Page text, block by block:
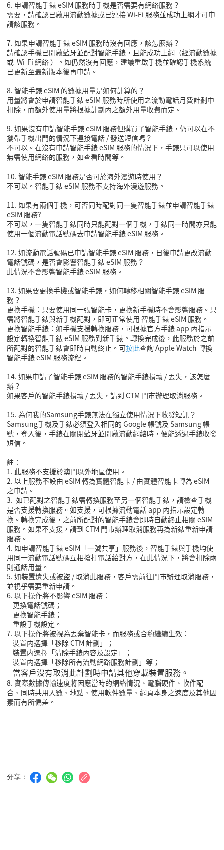
6. 申請智能手錶 eSIM 服務時手機是否需要有網絡服務？
需要，請確認已啟用流動數據或已連接 Wi-Fi 服務並成功上網才可申
請該服務。
7. 如果申請智能手錶 eSIM 服務時沒有回應，該怎麼辦？
請確認手機已開啟藍牙並配對智能手錶，且能成功上網（經流動數據
或 Wi-Fi 網絡 ）。如仍然沒有回應，建議重啟手機並確認手機系統
已更新至最新版本後再申請。
8. 智能手錶 eSIM 的數據用量是如何計算的？
用量將會於申請智能手錶 eSIM 服務時所使用之流動電話月費計劃中
扣除，而額外使用量將根據計劃內之額外用量收費而定。
9. 如果沒有申請智能手錶 eSIM 服務但購買了智能手錶，仍可以在不
攜帶手機出門的情況下連接電話 / 發送短信嗎？
不可以。在沒有申請智能手錶 eSIM 服務的情況下，手錶只可以使用
無需使用網絡的服務，如查看時間等。
10. 智能手錶 eSIM 服務是否可於海外漫遊時使用？
不可以。智能手錶 eSIM 服務不支持海外漫遊服務。
11. 如果有兩個手機，可否同時配對同一隻智能手錶並申請智能手錶
eSIM 服務?
不可以，一隻智能手錶同時只能配對一個手機，手錶同一時間亦只能
使用一個流動電話號碼去申請智能手錶 eSIM 服務。
12. 如流動電話號碼已申請智能手錶 eSIM 服務，日後申請更改流動
電話號碼，是否會影響智能手錶 eSIM 服務？
此情況不會影響智能手錶 eSIM 服務。
13. 如果要更換手機或智能手錶，如何轉移相關智能手錶 eSIM 服
務？
更換手機：只要使用同一張智能卡，更換新手機時不會影響服務。只
需將智能手錶與新手機配對，即可正常使用 智能手錶 eSIM 服務。
更換智能手錶：如手機支援轉換服務，可根據官方手錶 app 內指示
設定轉換智能手錶 eSIM 服務到新手錶。轉換完成後，此服務於之前
所配對的智能手錶會即時自動終止。可按此查詢 Apple Watch 轉換
智能手錶 eSIM 服務流程。
14. 如果申請了智能手錶 eSIM 服務的智能手錶損壞 / 丟失，該怎麼
辦？
如果客戶的智能手錶損壞 / 丟失，請到 CTM 門市辦理取消服務。
15. 為何我的Samsung手錶無法在獨立使用情況下收發短訊？
Samsung手機及手錶必須登入相同的 Google 帳號及 Samsung 帳
號，登入後，手錶在關閉藍牙並開啟流動網絡時，便能透過手錶收發
短信。
註：
1. 此服務不支援於澳門以外地區使用。
2. 以上服務不設由 eSIM 轉為實體智能卡 / 由實體智能卡轉為 eSIM
之申請。
3. 如已配對之智能手錶需轉換服務至另一個智能手錶，請檢查手機
是否支援轉換服務。如支援，可根據流動電話 app 內指示設定轉
換。轉換完成後，之前所配對的智能手錶會即時自動終止相關 eSIM
服務。如果不支援，請到 CTM 門市辦理取消服務再為新錶重新申請
服務。
4. 如申請智能手錶 eSIM「一號共享」服務後，智能手錶與手機均使
用同一流動電話號碼互相撥打電話給對方，在此情況下，將會扣除兩
則通話用量。
5. 如裝置遺失或被盜 / 取消此服務，客戶需前往門市辦理取消服務，
並視乎需要重新申請。
6. 以下操作將不影響 eSIM 服務：
更換電話號碼；
更換智能手錶；
重設手機設定。
7. 以下操作將被視為丟棄智能卡，而服務或合約繼續生效：
裝置内選擇「移除 CTM 計劃」；
裝置内選擇「清除手錶內容及設定」；
裝置内選擇「移除所有流動網路服務計劃」等；
當客戶沒有取消此計劃時申請其他穿載裝置服務。
8. 實際數據傳輸速度將因應當時的網絡情況、電腦硬件、軟件配
合、同時共用人數、地點、使用軟件數量、網頁本身之速度及其他因
素而有所偏差。
分享：